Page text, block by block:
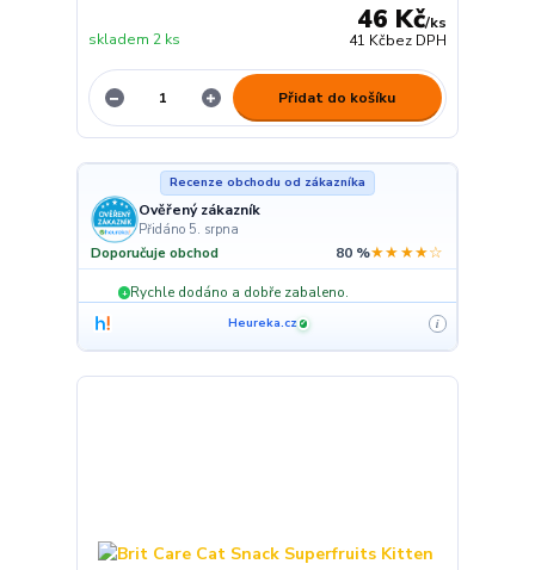
46 Kč/ks
41 Kčbez DPH
skladem 2 ks
Přidat do košíku
Recenze obchodu od zákazníka
Ověřený zákazník
Přidáno 5. srpna
Doporučuje obchod 80 %★★★★☆
+ Rychle dodáno a dobře zabaleno.
Heureka.cz ✓ i